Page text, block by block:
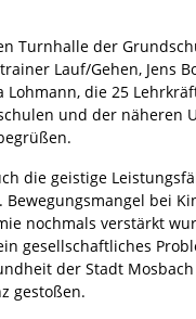
Turnhalle der
Lauf/Gehen, Jens
Lohmann, die 25
und der näheren
die geistige
Bewegungsmangel bei
nochmals verstärkt
gesellschaftliches
der Stadt
gestoßen.